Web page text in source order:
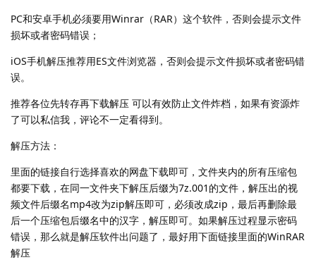
PC和安卓手机必须要用Winrar（RAR）这个软件，否则会提示文件
损坏或者密码错误；
iOS手机解压推荐用ES文件浏览器，否则会提示文件损坏或者密码错
误。
推荐各位先转存再下载解压 可以有效防止文件炸档，如果有资源炸
了可以私信我，评论不一定看得到。
解压方法：
里面的链接自行选择喜欢的网盘下载即可，文件夹内的所有压缩包
都要下载，在同一文件夹下解压后缀为7z.001的文件，解压出的视
频文件后缀名mp4改为zip解压即可，必须改成zip，最后再删除最
后一个压缩包后缀名中的汉字，解压即可。如果解压过程显示密码
错误，那么就是解压软件出问题了，最好用下面链接里面的WinRAR
解压